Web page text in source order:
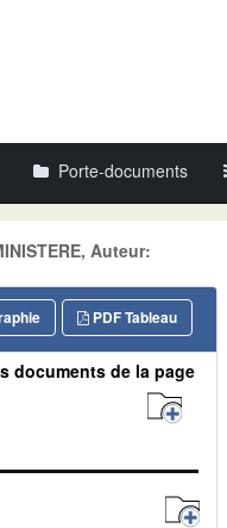
Porte-documents
Auteur:
PDF Tableau
documents de la page